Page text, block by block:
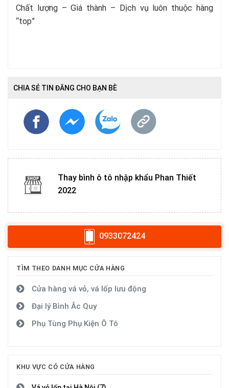
Chất lượng – Giá thành – Dịch vụ luôn thuộc hàng
“top”
CHIA SẺ TIN ĐĂNG CHO BẠN BÈ
Thay bình ô tô nhập khẩu Phan Thiết
2022
0933072424
TÌM THEO DANH MỤC CỬA HÀNG
Cửa hàng vá vỏ, vá lốp lưu động
Đại lý Bình Ắc Quy
Phụ Tùng Phụ Kiện Ô Tô
KHU VỰC CÓ CỬA HÀNG